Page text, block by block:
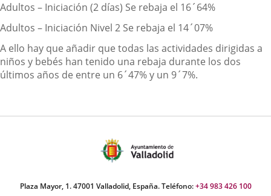
Adultos – Iniciación (2 días) Se rebaja el 16´64%
Adultos – Iniciación Nivel 2 Se rebaja el 14´07%
A ello hay que añadir que todas las actividades dirigidas a
niños y bebés han tenido una rebaja durante los dos
últimos años de entre un 6´47% y un 9´7%.
Plaza Mayor, 1. 47001 Valladolid, España. Teléfono:+34 983 426 100